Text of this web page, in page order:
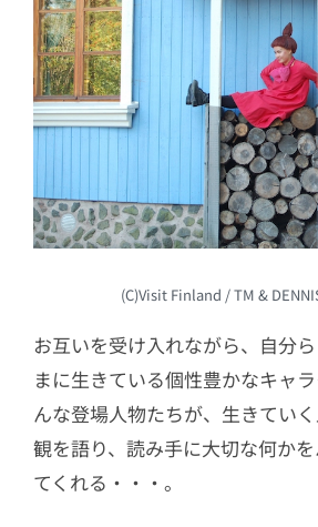
(C)Visit Finland / TM &
お互いを受け入れながら、自分
まに生きている個性豊かなキャ
んな登場人物たちが、生きてい
観を語り、読み手に大切な何か
てくれる・・・。